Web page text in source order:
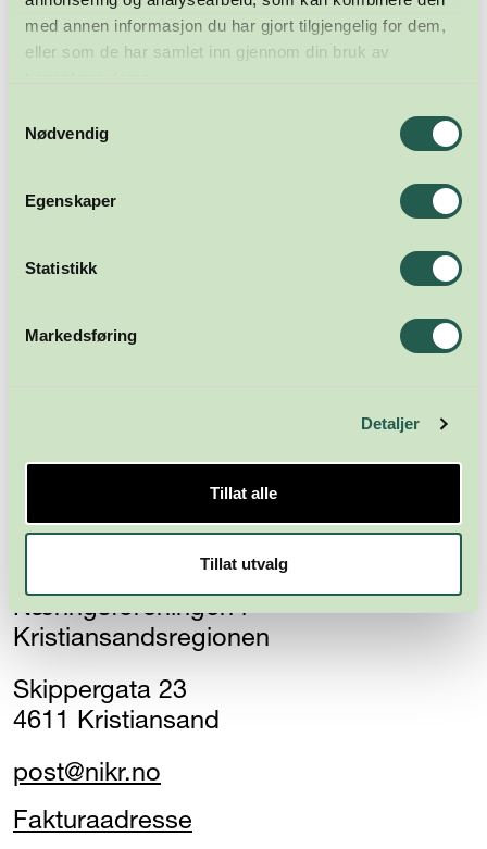
med annen informasjon du har gjort tilgjengelig for dem,
eller som de har samlet inn gjennom din bruk av
Nødvendig
Egenskaper
Statistikk
Markedsføring
Detaljer
Tillat alle
Tillat utvalg
Meld deg på nyhetsbrevet
Abonner
Næringsforeningen i
Kristiansandsregionen
Skippergata 23
4611 Kristiansand
post@nikr.no
Fakturaadresse